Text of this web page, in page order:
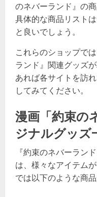
のネバーランド』の
具体的な商品リスト
と良いでしょう​​。
これらのショップで
ランド』関連グッズ
あれば各サイトを訪
してみてください。
漫画「約束の
ジナルグッズ
『約束のネバーラン
は、様々なアイテム
では以下のような商